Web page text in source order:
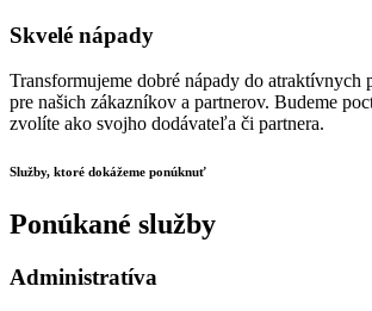
Skvelé nápady
Transformujeme dobré nápady do atraktívnych
pre našich zákazníkov a partnerov. Budeme
zvolíte ako svojho dodávateľa či partnera.
Služby, ktoré dokážeme ponúknuť
Ponúkané služby
Administratíva